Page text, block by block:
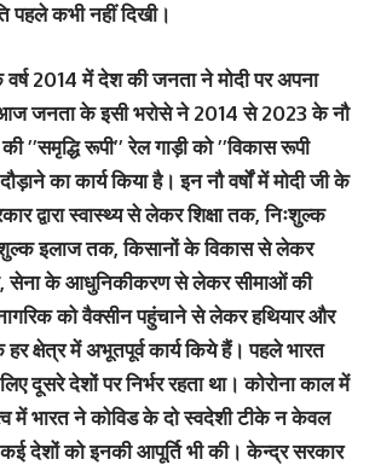
पहले कभी नहीं दिखी।
2014 में देश की जनता ने मोदी पर अपना
आज जनता के इसी भरोसे ने 2014 से 2023 के नौ
’’समृद्धि रूपी’’ रेल गाड़ी को ’’विकास रूपी
का कार्य किया है। इन नौ वर्षों में मोदी जी के
द्वारा स्वास्थ्य से लेकर शिक्षा तक, निःशुल्क
इलाज तक, किसानों के विकास से लेकर
सेना के आधुनिकीकरण से लेकर सीमाओं की
को वैक्सीन पहुंचाने से लेकर हथियार और
क्षेत्र में अभूतपूर्व कार्य किये हैं। पहले भारत
दूसरे देशों पर निर्भर रहता था। कोरोना काल में
में भारत ने कोविड के दो स्वदेशी टीके न केवल
देशों को इनकी आपूर्ति भी की। केन्द्र सरकार